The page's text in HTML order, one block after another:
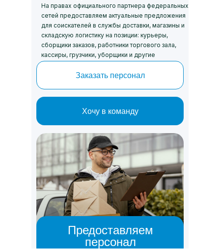
Хочу в команду
Заказать персонал
На правах официального партнера федеральных
сетей предоставляем актуальные предложения
для соискателей в службы доставки, магазины и
складскую логистику на позиции: курьеры,
сборщики заказов, работники торгового зала,
кассиры, грузчики, уборщики и другие
Предоставляем
персонал